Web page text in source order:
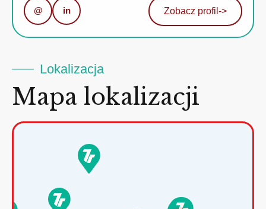
@ in Zobacz profil ->
Lokalizacja
Mapa lokalizacji